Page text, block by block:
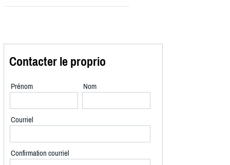
Contacter le proprio
Prénom Nom
Courriel
Confirmation courriel